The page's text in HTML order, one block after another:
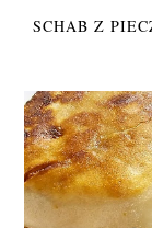
SCHAB Z